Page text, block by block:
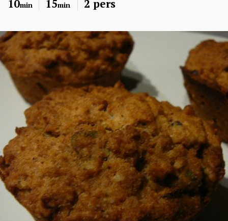
10min 15min 2 pers